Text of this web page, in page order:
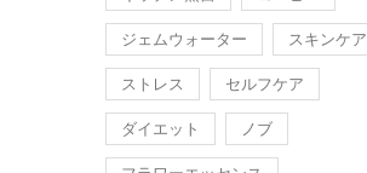
ジェムウォーター スキンケア
ストレス セルフケア
ダイエット ノブ